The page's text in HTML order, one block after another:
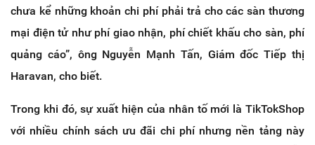
chưa kể những khoản chi phí phải trả cho các sàn thương
mại điện tử như phí giao nhận, phí chiết khấu cho sàn, phí
quảng cáo”, ông Nguyễn Mạnh Tấn, Giám đốc Tiếp thị
Haravan, cho biết.
Trong khi đó, sự xuất hiện của nhân tố mới là TikTokShop
với nhiều chính sách ưu đãi chi phí nhưng nền tảng này